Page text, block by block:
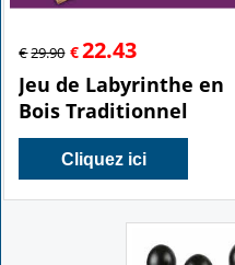
€29.90 €22.43
Jeu de Labyrinthe en
Bois Traditionnel
Cliquez ici